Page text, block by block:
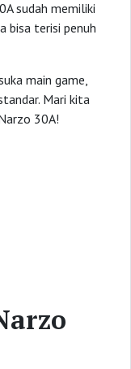
sudah memiliki
bisa terisi penuh
main game,
Mari kita
30A!